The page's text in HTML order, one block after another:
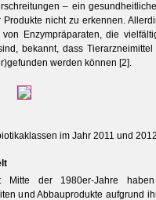
– ein
nicht zu erkennen.
Enzympräparaten, die
bekannt, dass
werden können [2].
im Jahr 2011 und
Mitte der 1980er-Jahre
und Abbauprodukte aufgrund